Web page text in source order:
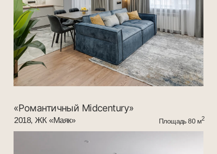
Получите бесплатную
консультацию
Заполните простую форму и мы
свяжемся с вами в ближайшее время,
чтобы помочь в выборе подходящих
решений для вашего интерьера.
+7